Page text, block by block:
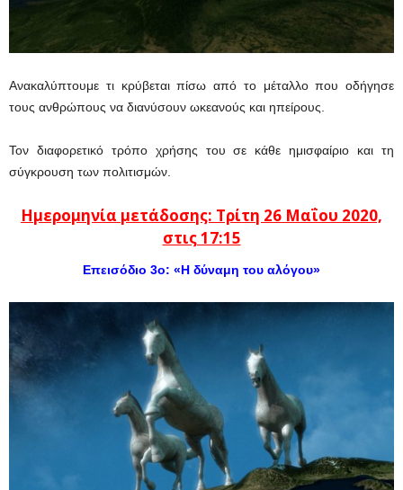
Ανακαλύπτουμε τι κρύβεται πίσω από το μέταλλο που οδήγησε
τους ανθρώπους να διανύσουν ωκεανούς και ηπείρους.
Τον διαφορετικό τρόπο χρήσης του σε κάθε ημισφαίριο και τη
σύγκρουση των πολιτισμών.
Ημερομηνία μετάδοσης: Τρίτη 26 Μαΐου 2020,
στις 17:15
Επεισόδιο 3ο: «Η δύναμη του αλόγου»